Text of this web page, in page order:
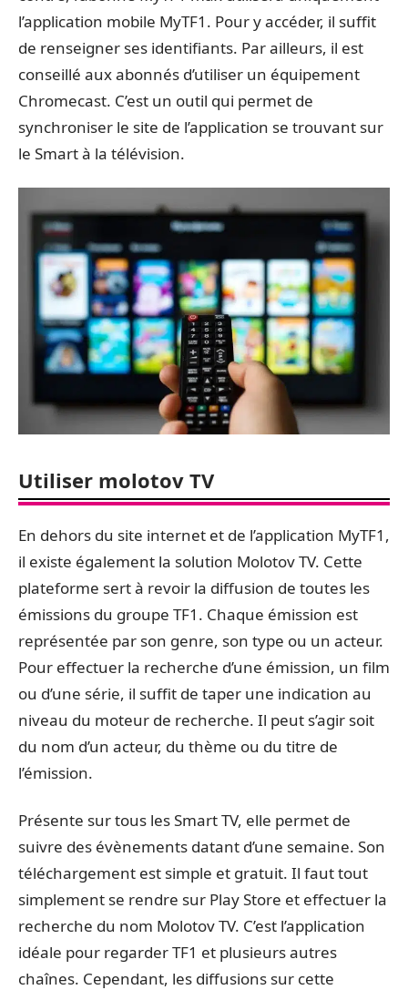
l’application mobile MyTF1. Pour y accéder, il suffit
de renseigner ses identifiants. Par ailleurs, il est
conseillé aux abonnés d’utiliser un équipement
Chromecast. C’est un outil qui permet de
synchroniser le site de l’application se trouvant sur
le Smart à la télévision.
Utiliser molotov TV
En dehors du site internet et de l’application MyTF1,
il existe également la solution Molotov TV. Cette
plateforme sert à revoir la diffusion de toutes les
émissions du groupe TF1. Chaque émission est
représentée par son genre, son type ou un acteur.
Pour effectuer la recherche d’une émission, un film
ou d’une série, il suffit de taper une indication au
niveau du moteur de recherche. Il peut s’agir soit
du nom d’un acteur, du thème ou du titre de
l’émission.
Présente sur tous les Smart TV, elle permet de
suivre des évènements datant d’une semaine. Son
téléchargement est simple et gratuit. Il faut tout
simplement se rendre sur Play Store et effectuer la
recherche du nom Molotov TV. C’est l’application
idéale pour regarder TF1 et plusieurs autres
chaînes. Cependant, les diffusions sur cette